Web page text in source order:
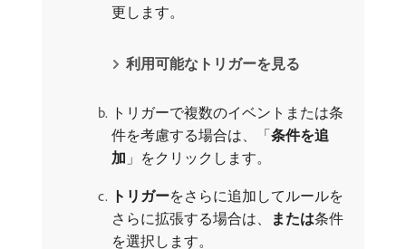
更します。
利用可能なトリガーを見る
トリガーで複数のイベントまたは条
件を考慮する場合は、「条件を追
加 」をクリックします。
トリガー​をさらに追加してルールを
さらに拡張する場合は、
または​条件
を選択します。